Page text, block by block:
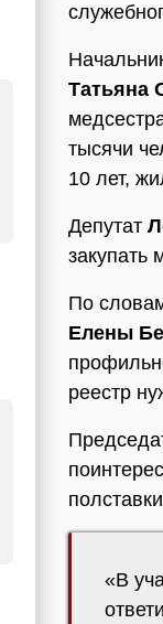
Татьяна
тысячи
10 лет,
Депутат
закупать
По
Елены
реестр
«В